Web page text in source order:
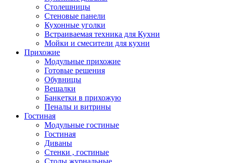
Столешницы
Стеновые панели
Кухонные уголки
Встраиваемая техника для Кухни
Мойки и смесители для кухни
Прихожие
Модульные прихожие
Готовые решения
Обувницы
Вешалки
Банкетки в прихожую
Пеналы и витрины
Гостиная
Модульные гостиные
Гостиная
Диваны
Стенки , гостиные
Столы журнальные